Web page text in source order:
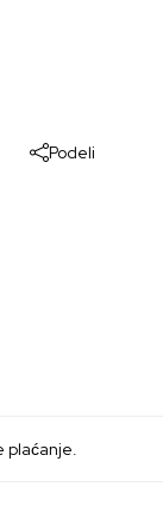
Podeli
plaćanje.